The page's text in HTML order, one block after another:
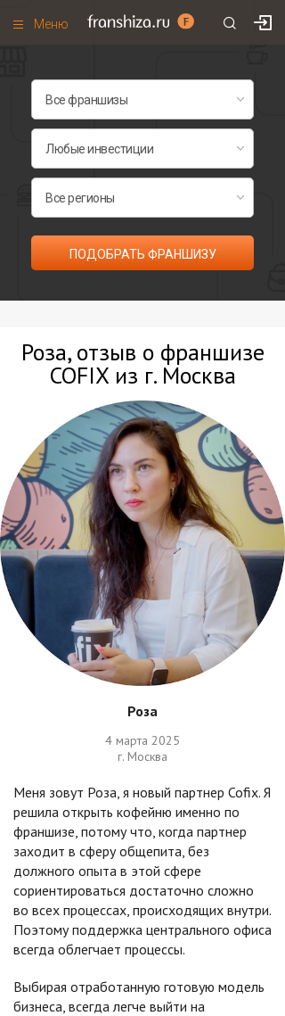
Меню
Франшизы по категориям
ПОДОБРАТЬ ФРАНШИЗУ
Роза, отзыв о франшизе
COFIX из г. Москва
Роза
4 марта 2025
г. Москва
Меня зовут Роза, я новый партнер Cofix. Я
решила открыть кофейню именно по
франшизе, потому что, когда партнер
заходит в сферу общепита, без
должного опыта в этой сфере
сориентироваться достаточно сложно
во всех процессах, происходящих внутри.
Поэтому поддержка центрального офиса
всегда облегчает процессы.
Выбирая отработанную готовую модель
бизнеса, всегда легче выйти на